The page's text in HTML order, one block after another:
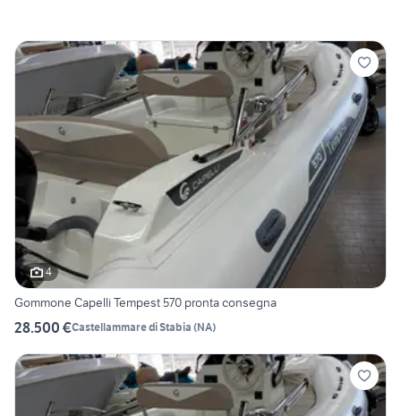
4
Gommone Capelli Tempest 570 pronta consegna
28.500 €Castellammare di Stabia (NA)